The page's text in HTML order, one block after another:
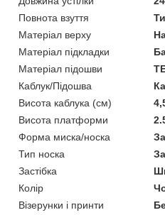
Повнота взуття
Матеріал верху
Матеріал підкладки
Матеріал підошви
Каблук/Підошва
Висота каблука (см)
Висота платформи
Форма миска/носка
Тип носка
Застібка
Колір
Візерунки і принти